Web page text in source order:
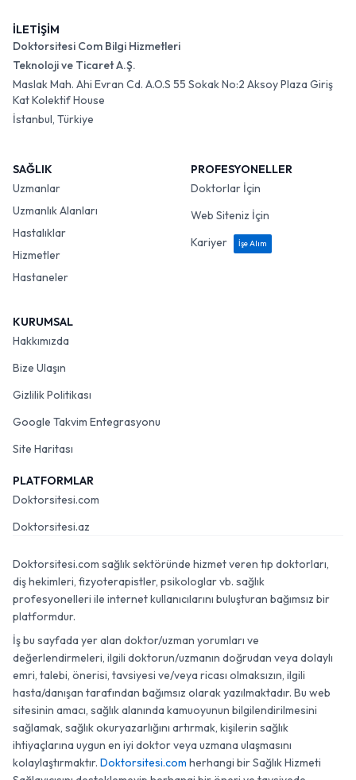
İLETİŞİM
Doktorsitesi Com Bilgi Hizmetleri
Teknoloji ve Ticaret A.Ş.
Maslak Mah. Ahi Evran Cd. A.O.S 55 Sokak No:2 Aksoy Plaza Giriş
Kat Kolektif House
İstanbul, Türkiye
SAĞLIK
Uzmanlar
Uzmanlık Alanları
Hastalıklar
Hizmetler
Hastaneler
PROFESYONELLER
Doktorlar İçin
Web Siteniz İçin
Kariyer
İşe Alım
KURUMSAL
Hakkımızda
Bize Ulaşın
Gizlilik Politikası
Google Takvim Entegrasyonu
Site Haritası
PLATFORMLAR
Doktorsitesi.com
Doktorsitesi.az
Doktorsitesi.com sağlık sektöründe hizmet veren tıp doktorları,
diş hekimleri, fizyoterapistler, psikologlar vb. sağlık
profesyonelleri ile internet kullanıcılarını buluşturan bağımsız bir
platformdur.
İş bu sayfada yer alan doktor/uzman yorumları ve
değerlendirmeleri, ilgili doktorun/uzmanın doğrudan veya dolaylı
emri, talebi, önerisi, tavsiyesi ve/veya ricası olmaksızın, ilgili
hasta/danışan tarafından bağımsız olarak yazılmaktadır. Bu web
sitesinin amacı, sağlık alanında kamuoyunun bilgilendirilmesini
sağlamak, sağlık okuryazarlığını artırmak, kişilerin sağlık
ihtiyaçlarına uygun en iyi doktor veya uzmana ulaşmasını
kolaylaştırmaktır. Doktorsitesi.com herhangi bir Sağlık Hizmeti